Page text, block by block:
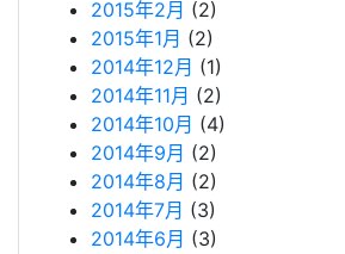
2015年2月 (2)
2015年1月 (2)
2014年12月 (1)
2014年11月 (2)
2014年10月 (4)
2014年9月 (2)
2014年8月 (2)
2014年7月 (3)
2014年6月 (3)